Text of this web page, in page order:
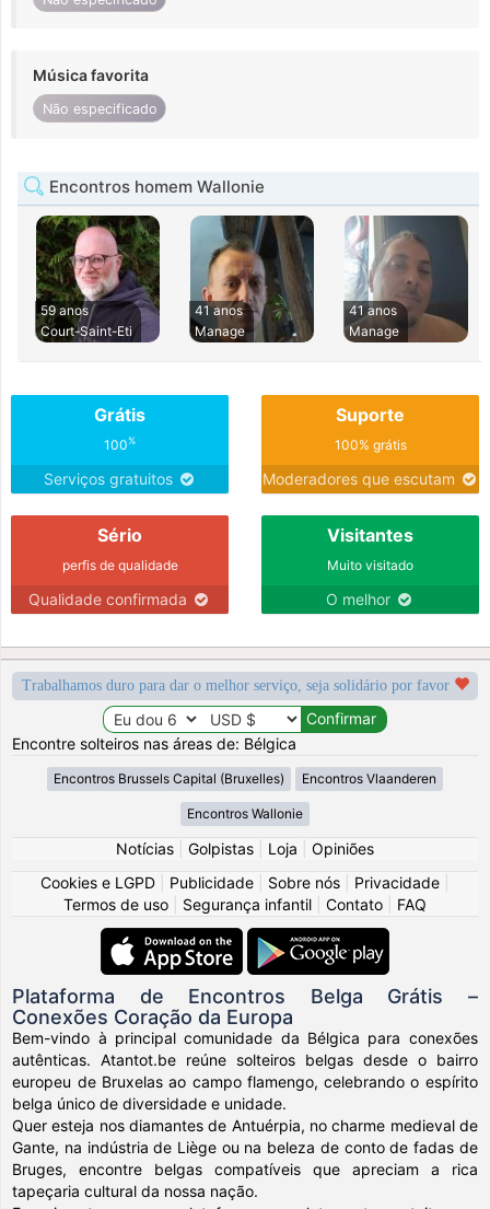
Música favorita
Não especificado
Encontros homem Wallonie
59 anos
Court-Saint-Eti
41 anos
Manage
41 anos
Manage
Grátis
100%
Serviços gratuitos
Suporte
100% grátis
Moderadores que escutam
Sério
perfis de qualidade
Qualidade confirmada
Visitantes
Muito visitado
O melhor
Trabalhamos duro para dar o melhor serviço, seja solidário por favor
Encontre solteiros nas áreas de: Bélgica
Encontros Brussels Capital (Bruxelles) Encontros Vlaanderen
Encontros Wallonie
Notícias Golpistas Loja
Opiniões
Cookies e LGPD
Publicidade Sobre nós Privacidade
Termos de uso
Segurança infantil Contato FAQ
Plataforma de Encontros Belga Grátis –
Conexões Coração da Europa
Bem-vindo à principal comunidade da Bélgica para conexões
autênticas. Atantot.be reúne solteiros belgas desde o bairro
europeu de Bruxelas ao campo flamengo, celebrando o espírito
belga único de diversidade e unidade.
Quer esteja nos diamantes de Antuérpia, no charme medieval de
Gante, na indústria de Liège ou na beleza de conto de fadas de
Bruges, encontre belgas compatíveis que apreciam a rica
tapeçaria cultural da nossa nação.